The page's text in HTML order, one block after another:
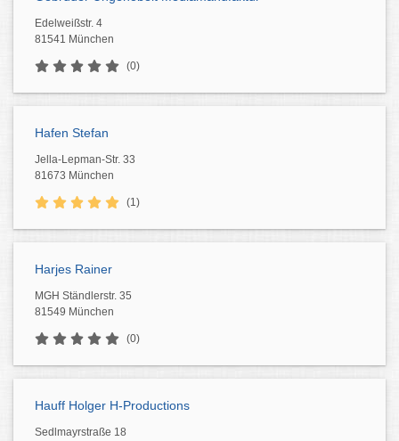
Edelweißstr. 4
81541 München
(0)
Hafen Stefan
Jella-Lepman-Str. 33
81673 München
(1)
Harjes Rainer
MGH Ständlerstr. 35
81549 München
(0)
Hauff Holger H-Productions
Sedlmayrstraße 18